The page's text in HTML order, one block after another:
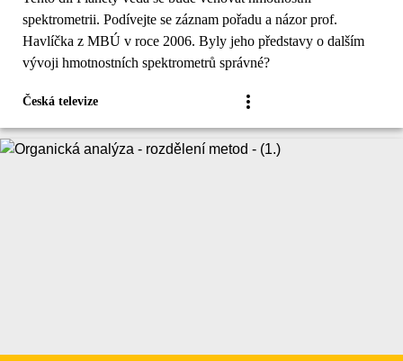
spektrometrii. Podívejte se záznam pořadu a názor prof.
Havlíčka z MBÚ v roce 2006. Byly jeho představy o dalším
vývoji hmotnostních spektrometrů správné?
Česká televize